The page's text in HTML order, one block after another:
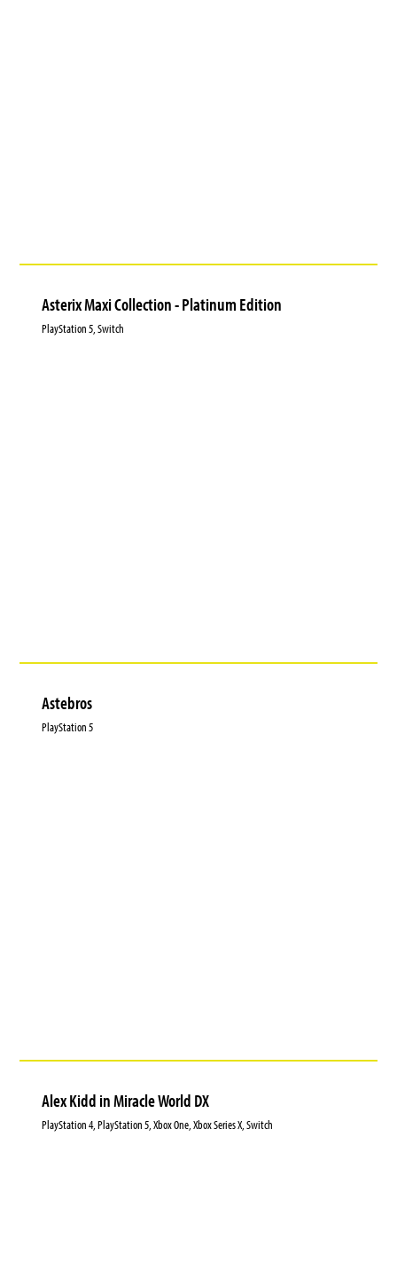
Asterix Maxi Collection - Platinum Edition
PlayStation 5, Switch
Astebros
PlayStation 5
Alex Kidd in Miracle World DX
PlayStation 4, PlayStation 5, Xbox One, Xbox Series X, Switch